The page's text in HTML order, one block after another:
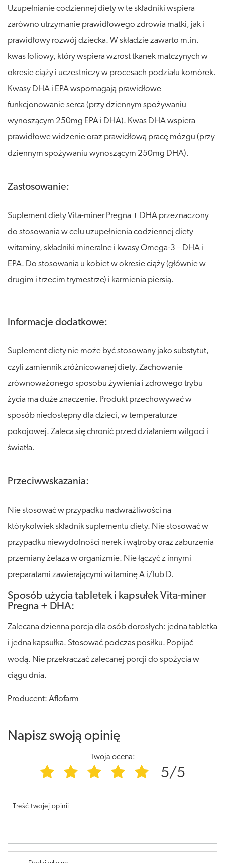
Uzupełnianie codziennej diety w te składniki wspiera
zarówno utrzymanie prawidłowego zdrowia matki, jak i
prawidłowy rozwój dziecka. W składzie zawarto m.in.
kwas foliowy, który wspiera wzrost tkanek matczynych w
okresie ciąży i uczestniczy w procesach podziału komórek.
Kwasy DHA i EPA wspomagają prawidłowe
funkcjonowanie serca (przy dziennym spożywaniu
wynoszącym 250mg EPA i DHA). Kwas DHA wspiera
prawidłowe widzenie oraz prawidłową pracę mózgu (przy
dziennym spożywaniu wynoszącym 250mg DHA).
Zastosowanie:
Suplement diety Vita-miner Pregna + DHA przeznaczony
do stosowania w celu uzupełnienia codziennej diety
witaminy, składniki mineralne i kwasy Omega-3 – DHA i
EPA. Do stosowania u kobiet w okresie ciąży (głównie w
drugim i trzecim trymestrze) i karmienia piersią.
Informacje dodatkowe:
Suplement diety nie może być stosowany jako substytut,
czyli zamiennik zróżnicowanej diety. Zachowanie
zrównoważonego sposobu żywienia i zdrowego trybu
życia ma duże znaczenie. Produkt przechowywać w
sposób niedostępny dla dzieci, w temperaturze
pokojowej. Zaleca się chronić przed działaniem wilgoci i
światła.
Przeciwwskazania:
Nie stosować w przypadku nadwrażliwości na
którykolwiek składnik suplementu diety. Nie stosować w
przypadku niewydolności nerek i wątroby oraz zaburzenia
przemiany żelaza w organizmie. Nie łączyć z innymi
preparatami zawierającymi witaminę A i/lub D.
Sposób użycia tabletek i kapsułek Vita-miner
Pregna + DHA:
Zalecana dzienna porcja dla osób dorosłych: jedna tabletka
i jedna kapsułka. Stosować podczas posiłku. Popijać
wodą. Nie przekraczać zalecanej porcji do spożycia w
ciągu dnia.
Producent: Aflofarm
Napisz swoją opinię
Twoja ocena:
5/5
Treść twojej opinii